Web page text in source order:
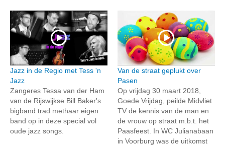
Jazz in de Regio met Tess 'n
Jazz
Zangeres Tessa van der Ham
van de Rijswijkse Bill Baker's
bigband trad methaar eigen
band op in deze special vol
oude jazz songs.
Van de straat geplukt over
Pasen
Op vrijdag 30 maart 2018,
Goede Vrijdag, peilde Midvliet
TV de kennis van de man en
de vrouw op straat m.b.t. het
Paasfeest. In WC Julianabaan
in Voorburg was de uitkomst